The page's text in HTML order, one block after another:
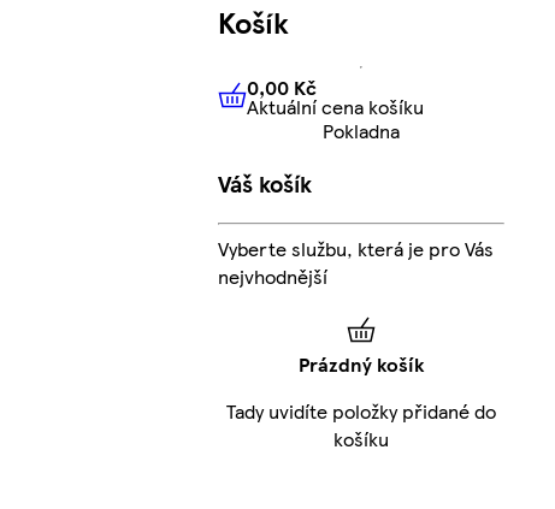
Košík
0,00 KčAktuální cena košíku
0,00 Kč
Aktuální cena košíku
Pokladna
Váš košík
Vyberte službu, která je pro Vás
nejvhodnější
Prázdný košík
Tady uvidíte položky přidané do
košíku